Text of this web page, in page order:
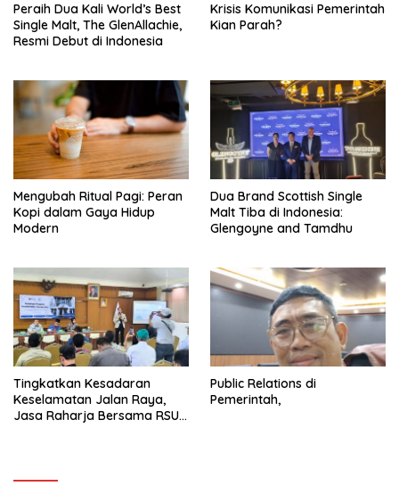
Peraih Dua Kali World’s Best
Single Malt, The GlenAllachie,
Resmi Debut di Indonesia
Krisis Komunikasi Pemerintah
Kian Parah?
Mengubah Ritual Pagi: Peran
Kopi dalam Gaya Hidup
Modern
Dua Brand Scottish Single
Malt Tiba di Indonesia:
Glengoyne and Tamdhu
Tingkatkan Kesadaran
Keselamatan Jalan Raya,
Jasa Raharja Bersama RSU
Public Relations di
Pemerintah,